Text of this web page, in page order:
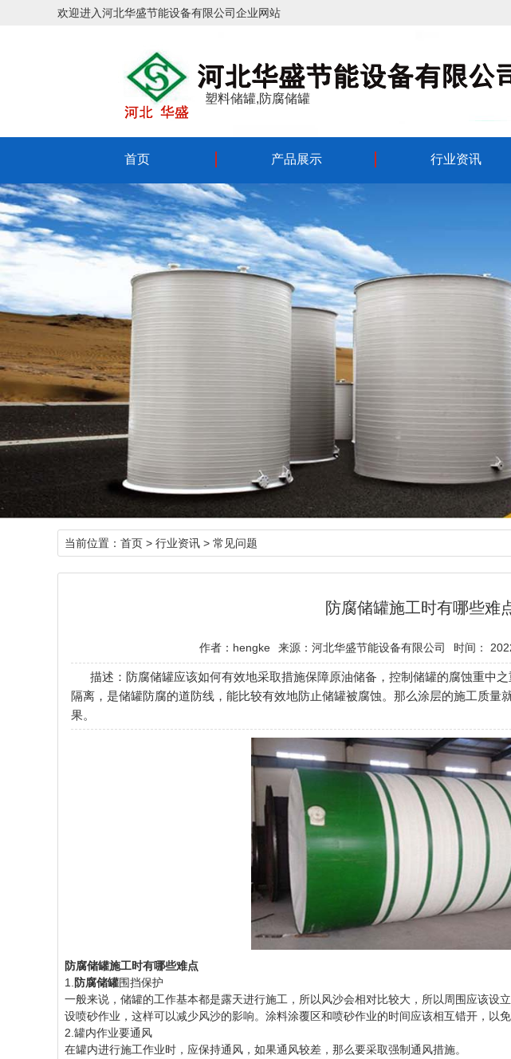
欢迎进入河北华盛节能设备有限公司企业网站
塑料储罐,防腐储罐
首页 产品展示 行业资讯
当前位置： 首页 > 行业资讯 > 常见问题
防腐储罐施工时有哪些难
作者：hengke 来源：河北华盛节能设备有限公司 时间：
描述：防腐储罐应该如何有效地采取措施保障原油储备，控制储罐的腐蚀重中
隔离，是储罐防腐的道防线，能比较有效地防止储罐被腐蚀。那么涂层的施工质量
果。
防腐储罐施工时有哪些难点
1. 防腐储罐围挡保护
一般来说，储罐的工作基本都是露天进行施工，所以风沙会相对比较大，所以周围应该设
设喷砂作业，这样可以减少风沙的影响。涂料涂覆区和喷砂作业的时间应该相互错开，以
2.罐内作业要通风
在罐内进行施工作业时，应保持通风，如果通风较差，那么要采取强制通风措施。